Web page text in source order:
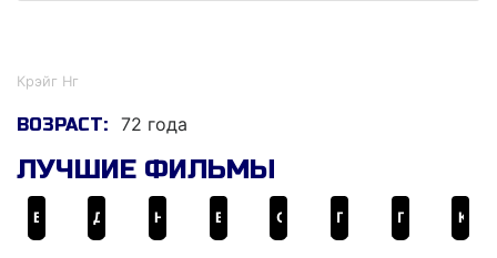
Крэйг Нг
ВОЗРАСТ: 72 года
ЛУЧШИЕ ФИЛЬМЫ